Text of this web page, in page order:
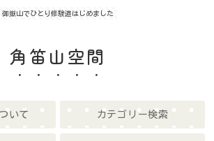
御嶽山でひとり修験道はじめました
角笛山空間
いて カテゴリー検索